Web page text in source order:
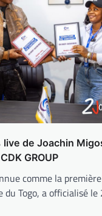
live de Joachin
GROUP
comme la
du Togo, a officialisé